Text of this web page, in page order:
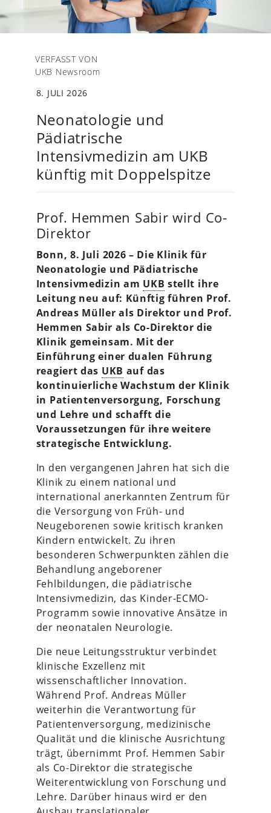
VERFASST VON
UKB Newsroom
8. JULI 2026
Neonatologie und
Pädiatrische
Intensivmedizin am UKB
künftig mit Doppelspitze
Prof. Hemmen Sabir wird Co-
Direktor
Bonn, 8. Juli 2026 – Die Klinik für
Neonatologie und Pädiatrische
Intensivmedizin am UKB stellt ihre
Leitung neu auf: Künftig führen Prof.
Andreas Müller als Direktor und Prof.
Hemmen Sabir als Co-Direktor die
Klinik gemeinsam. Mit der
Einführung einer dualen Führung
reagiert das UKB auf das
kontinuierliche Wachstum der Klinik
in Patientenversorgung, Forschung
und Lehre und schafft die
Voraussetzungen für ihre weitere
strategische Entwicklung.
In den vergangenen Jahren hat sich die
Klinik zu einem national und
international anerkannten Zentrum für
die Versorgung von Früh- und
Neugeborenen sowie kritisch kranken
Kindern entwickelt. Zu ihren
besonderen Schwerpunkten zählen die
Behandlung angeborener
Fehlbildungen, die pädiatrische
Intensivmedizin, das Kinder-ECMO-
Programm sowie innovative Ansätze in
der neonatalen Neurologie.
Die neue Leitungsstruktur verbindet
klinische Exzellenz mit
wissenschaftlicher Innovation.
Während Prof. Andreas Müller
weiterhin die Verantwortung für
Patientenversorgung, medizinische
Qualität und die klinische Ausrichtung
trägt, übernimmt Prof. Hemmen Sabir
als Co-Direktor die strategische
Weiterentwicklung von Forschung und
Lehre. Darüber hinaus wird er den